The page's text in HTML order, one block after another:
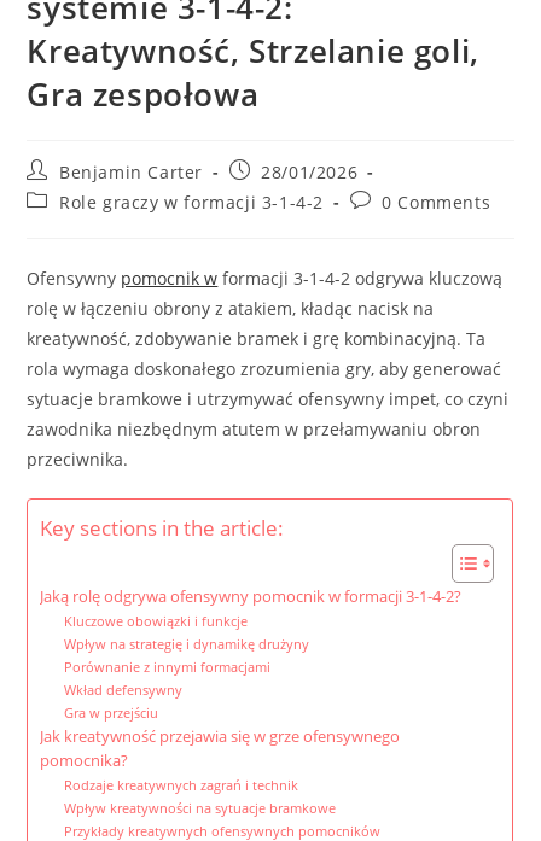
Kreatywność, Strzelanie goli,
Gra zespołowa
Post
author:
Benjamin Carter
Post
published:
28/01/2026
PostRole graczy w formacji 3-1-4-2
Post0 Comments
Ofensywny pomocnik w formacji 3-1-4-2 odgrywa kluczową
rolę w łączeniu obrony z atakiem, kładąc nacisk na
kreatywność, zdobywanie bramek i grę kombinacyjną. Ta
rola wymaga doskonałego zrozumienia gry, aby generować
sytuacje bramkowe i utrzymywać ofensywny impet, co czyni
zawodnika niezbędnym atutem w przełamywaniu obron
przeciwnika.
Key sections in the article:
Jaką rolę odgrywa ofensywny pomocnik w formacji 3-1-4-2?
Kluczowe obowiązki i funkcje
Wpływ na strategię i dynamikę drużyny
Porównanie z innymi formacjami
Wkład defensywny
Gra w przejściu
Jak kreatywność przejawia się w grze ofensywnego
pomocnika?
Rodzaje kreatywnych zagrań i technik
Wpływ kreatywności na sytuacje bramkowe
Przykłady kreatywnych ofensywnych pomocników